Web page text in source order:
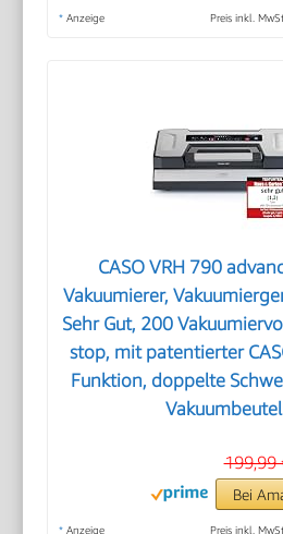
* Anzeige Preis inkl.
CASO VRH 790
Vakuumierer,
Sehr Gut, 200
stop, mit patentierter
Funktion, doppelte
Vakuumbeutel
199,99
Bei
* Anzeige Preis inkl.